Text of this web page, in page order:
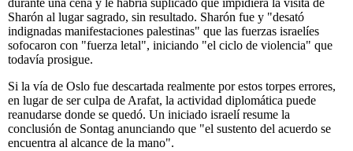
durante una cena y le habría suplicado que impidiera la visita de
Sharón al lugar sagrado, sin resultado. Sharón fue y "desató
indignadas manifestaciones palestinas" que las fuerzas israelíes
sofocaron con "fuerza letal", iniciando "el ciclo de violencia" que
todavía prosigue.
Si la vía de Oslo fue descartada realmente por estos torpes errores,
en lugar de ser culpa de Arafat, la actividad diplomática puede
reanudarse donde se quedó. Un iniciado israelí resume la
conclusión de Sontag anunciando que "el sustento del acuerdo se
encuentra al alcance de la mano".